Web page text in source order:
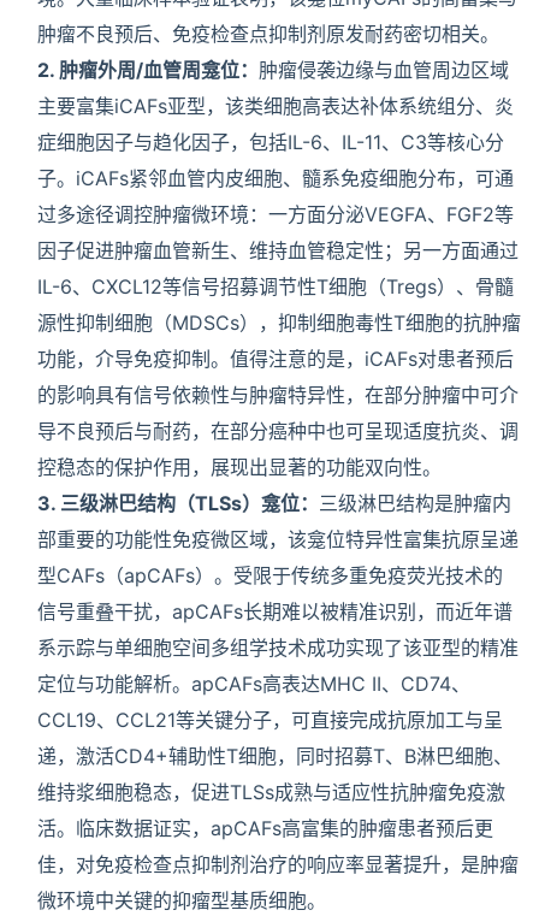
肿瘤不良预后、免疫检查点抑制剂原发耐药密切相关。
2. 肿瘤外周/血管周龛位： 肿瘤侵袭边缘与血管周边区域
主要富集iCAFs亚型，该类细胞高表达补体系统组分、炎
症细胞因子与趋化因子，包括IL-6、IL-11、C3等核心分
子。iCAFs紧邻血管内皮细胞、髓系免疫细胞分布，可通
过多途径调控肿瘤微环境：一方面分泌VEGFA、FGF2等
因子促进肿瘤血管新生、维持血管稳定性；另一方面通过
IL-6、CXCL12等信号招募调节性T细胞（Tregs）、骨髓
源性抑制细胞（MDSCs），抑制细胞毒性T细胞的抗肿瘤
功能，介导免疫抑制。值得注意的是，iCAFs对患者预后
的影响具有信号依赖性与肿瘤特异性，在部分肿瘤中可介
导不良预后与耐药，在部分癌种中也可呈现适度抗炎、调
控稳态的保护作用，展现出显著的功能双向性。
3. 三级淋巴结构（TLSs）龛位： 三级淋巴结构是肿瘤内
部重要的功能性免疫微区域，该龛位特异性富集抗原呈递
型CAFs（apCAFs）。受限于传统多重免疫荧光技术的
信号重叠干扰，apCAFs长期难以被精准识别，而近年谱
系示踪与单细胞空间多组学技术成功实现了该亚型的精准
定位与功能解析。apCAFs高表达MHC II、CD74、
CCL19、CCL21等关键分子，可直接完成抗原加工与呈
递，激活CD4+辅助性T细胞，同时招募T、B淋巴细胞、
维持浆细胞稳态，促进TLSs成熟与适应性抗肿瘤免疫激
活。临床数据证实，apCAFs高富集的肿瘤患者预后更
佳，对免疫检查点抑制剂治疗的响应率显著提升，是肿瘤
微环境中关键的抑瘤型基质细胞。